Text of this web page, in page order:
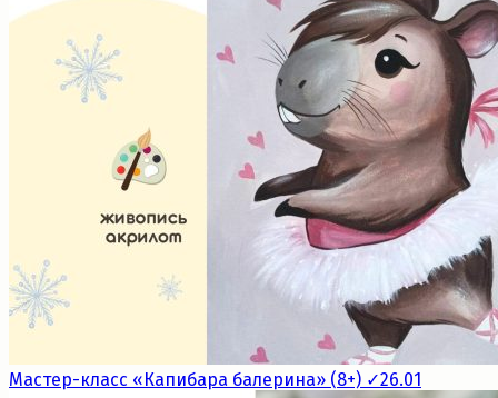
Мастер-класс «Капибара балерина» (8+) ✓26.01